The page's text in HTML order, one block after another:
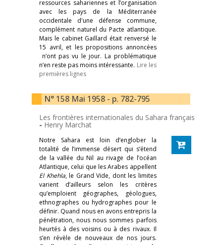
ressources sahariennes et l’organisation
avec les pays de la Méditerranée
occidentale d'une défense commune,
complément naturel du Pacte atlantique.
Mais le cabinet Gaillard était renversé le
15 avril, et les propositions annoncées
n’ont pas vu le jour. La problématique
n’en reste pas moins intéressante. Lire les
premières lignes
N° 158 Mai 1958 - p. 782-795
Les frontières internationales du Sahara français
- Henry Marchat
Notre Sahara est loin d’englober la
totalité de l’immense désert qui s’étend
de la vallée du Nil au rivage de l’océan
Atlantique, celui que les Arabes appellent
El Khehla, le Grand Vide, dont les limites
varient d’ailleurs selon les critères
qu’emploient géographes, géologues,
ethnographes ou hydrographes pour le
définir. Quand nous en avons entrepris la
pénétration, nous nous sommes parfois
heurtés à des voisins ou à des rivaux. Il
s’en révèle de nouveaux de nos jours.